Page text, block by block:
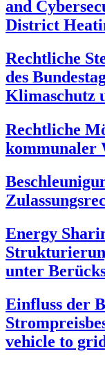
and
District
Rechtliche
des
Klimaschutz
Rechtliche
kommunaler
Energy
unter
Einfluss der
vehicle to